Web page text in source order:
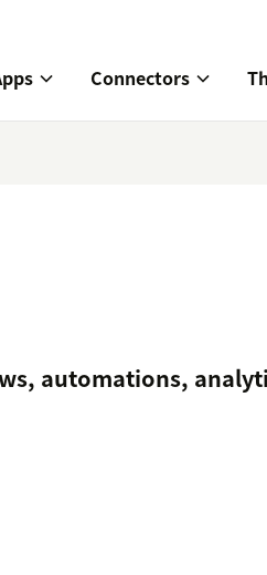
Connectors
automations,